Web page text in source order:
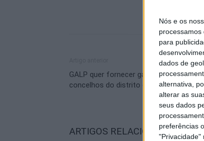
Nós e os
para
dados de
alternativa,
alterar as
seus dados
preferências
"Privacidade"
GALP quer fornecer gás natural a cinco
concelhos do distrito de Viseu
ARTIGOS RELACIONADOSMais